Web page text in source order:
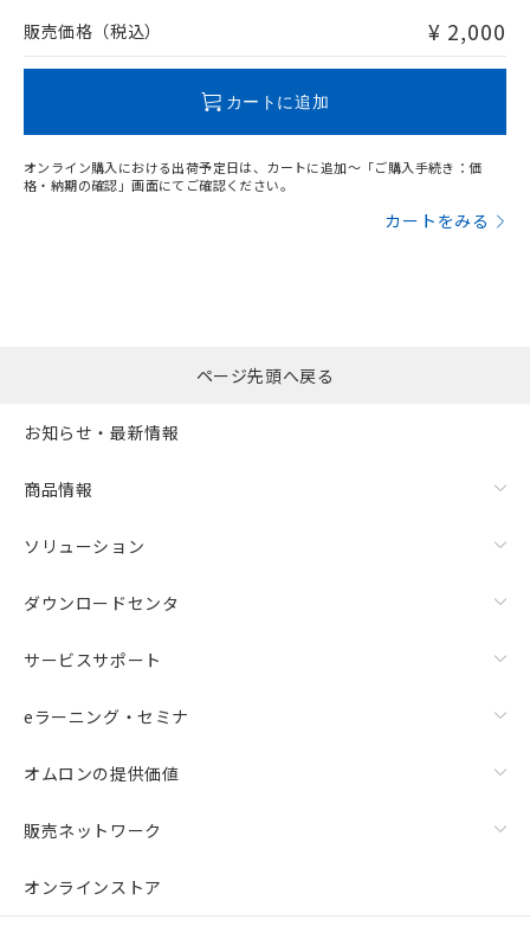
問い合わせください。
販売価格（税込） ¥ 2,000
カートに追加
オンライン購入における出荷予定日は、カートに追加～「ご購入手続き：価
格・納期の確認」画面にてご確認ください。
カートをみる
ページ先頭へ戻る
お知らせ・最新情報
商品情報
ソリューション
ダウンロードセンタ
サービスサポート
eラーニング・セミナ
オムロンの提供価値
販売ネットワーク
オンラインストア